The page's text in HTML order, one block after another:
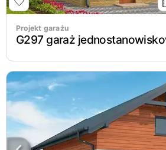
Projekt garażu